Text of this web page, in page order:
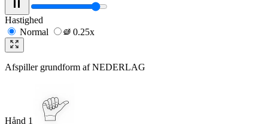
Hastighed
Normal
0.25x
Afspiller grundform afNEDERLAG
Hånd 1